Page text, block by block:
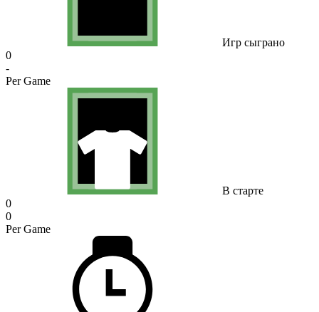
Игр сыграно
0
-
Per Game
В старте
0
0
Per Game